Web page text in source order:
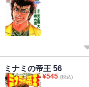
ミナミの帝王 56
¥545 (税込)